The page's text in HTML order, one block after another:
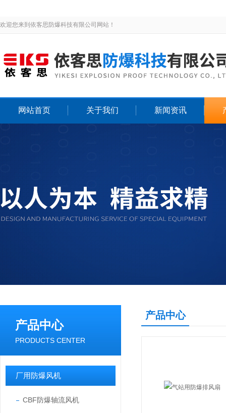
欢迎您来到依客思防爆科技有限公司网站！
网站首页 关于我们 新闻资讯
产品中心
PRODUCTS CENTER
厂用防爆风机
CBF防爆轴流风机
产品中心